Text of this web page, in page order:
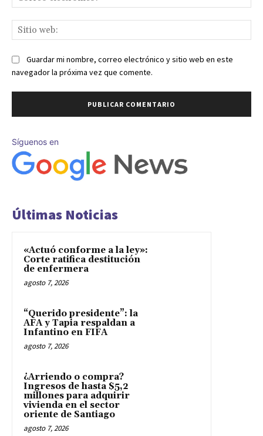
Guardar mi nombre, correo electrónico y sitio web en este
navegador la próxima vez que comente.
Síguenos en
Últimas Noticias
«Actuó conforme a la ley»:
Corte ratifica destitución
de enfermera
agosto 7, 2026
“Querido presidente”: la
AFA y Tapia respaldan a
Infantino en FIFA
agosto 7, 2026
¿Arriendo o compra?
Ingresos de hasta $5,2
millones para adquirir
vivienda en el sector
oriente de Santiago
agosto 7, 2026